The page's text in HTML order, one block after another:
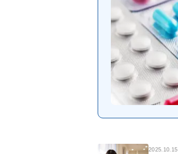
2025.10.15